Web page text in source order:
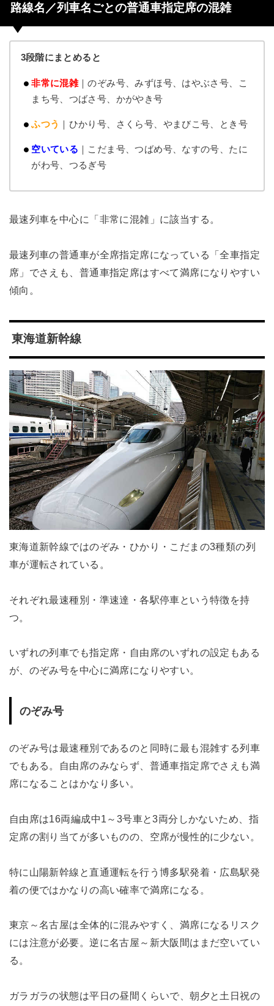
路線名／列車名ごとの普通車指定席の混雑
3段階にまとめると
非常に混雑｜のぞみ号、みずほ号、はやぶさ号、こ
まち号、つばさ号、かがやき号
ふつう ｜ひかり号、さくら号、やまびこ号、とき号
空いている ｜こだま号、つばめ号、なすの号、たに
がわ号、つるぎ号
最速列車を中心に「非常に混雑」に該当する。
最速列車の普通車が全席指定席になっている「全車指定
席」でさえも、普通車指定席はすべて満席になりやすい
傾向。
東海道新幹線
東海道新幹線ではのぞみ・ひかり・こだまの3種類の列
車が運転されている。
それぞれ最速種別・準速達・各駅停車という特徴を持
つ。
いずれの列車でも指定席・自由席のいずれの設定もある
が、のぞみ号を中心に満席になりやすい。
のぞみ号
のぞみ号は最速種別であるのと同時に最も混雑する列車
でもある。自由席のみならず、普通車指定席でさえも満
席になることはかなり多い。
自由席は16両編成中1～3号車と3両分しかないため、指
定席の割り当てが多いものの、空席が慢性的に少ない。
特に山陽新幹線と直通運転を行う博多駅発着・広島駅発
着の便ではかなりの高い確率で満席になる。
東京～名古屋は全体的に混みやすく、満席になるリスク
には注意が必要。逆に名古屋～新大阪間はまだ空いてい
る。
ガラガラの状態は平日の昼間くらいで、朝夕と土日祝の